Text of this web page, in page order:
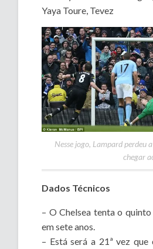
Yaya Toure, Tevez
Nesse jogo, Lampard perdeu
chegar
Dados Técnicos
– O Chelsea tenta o
em sete anos.
– Está será a 21ª vez que